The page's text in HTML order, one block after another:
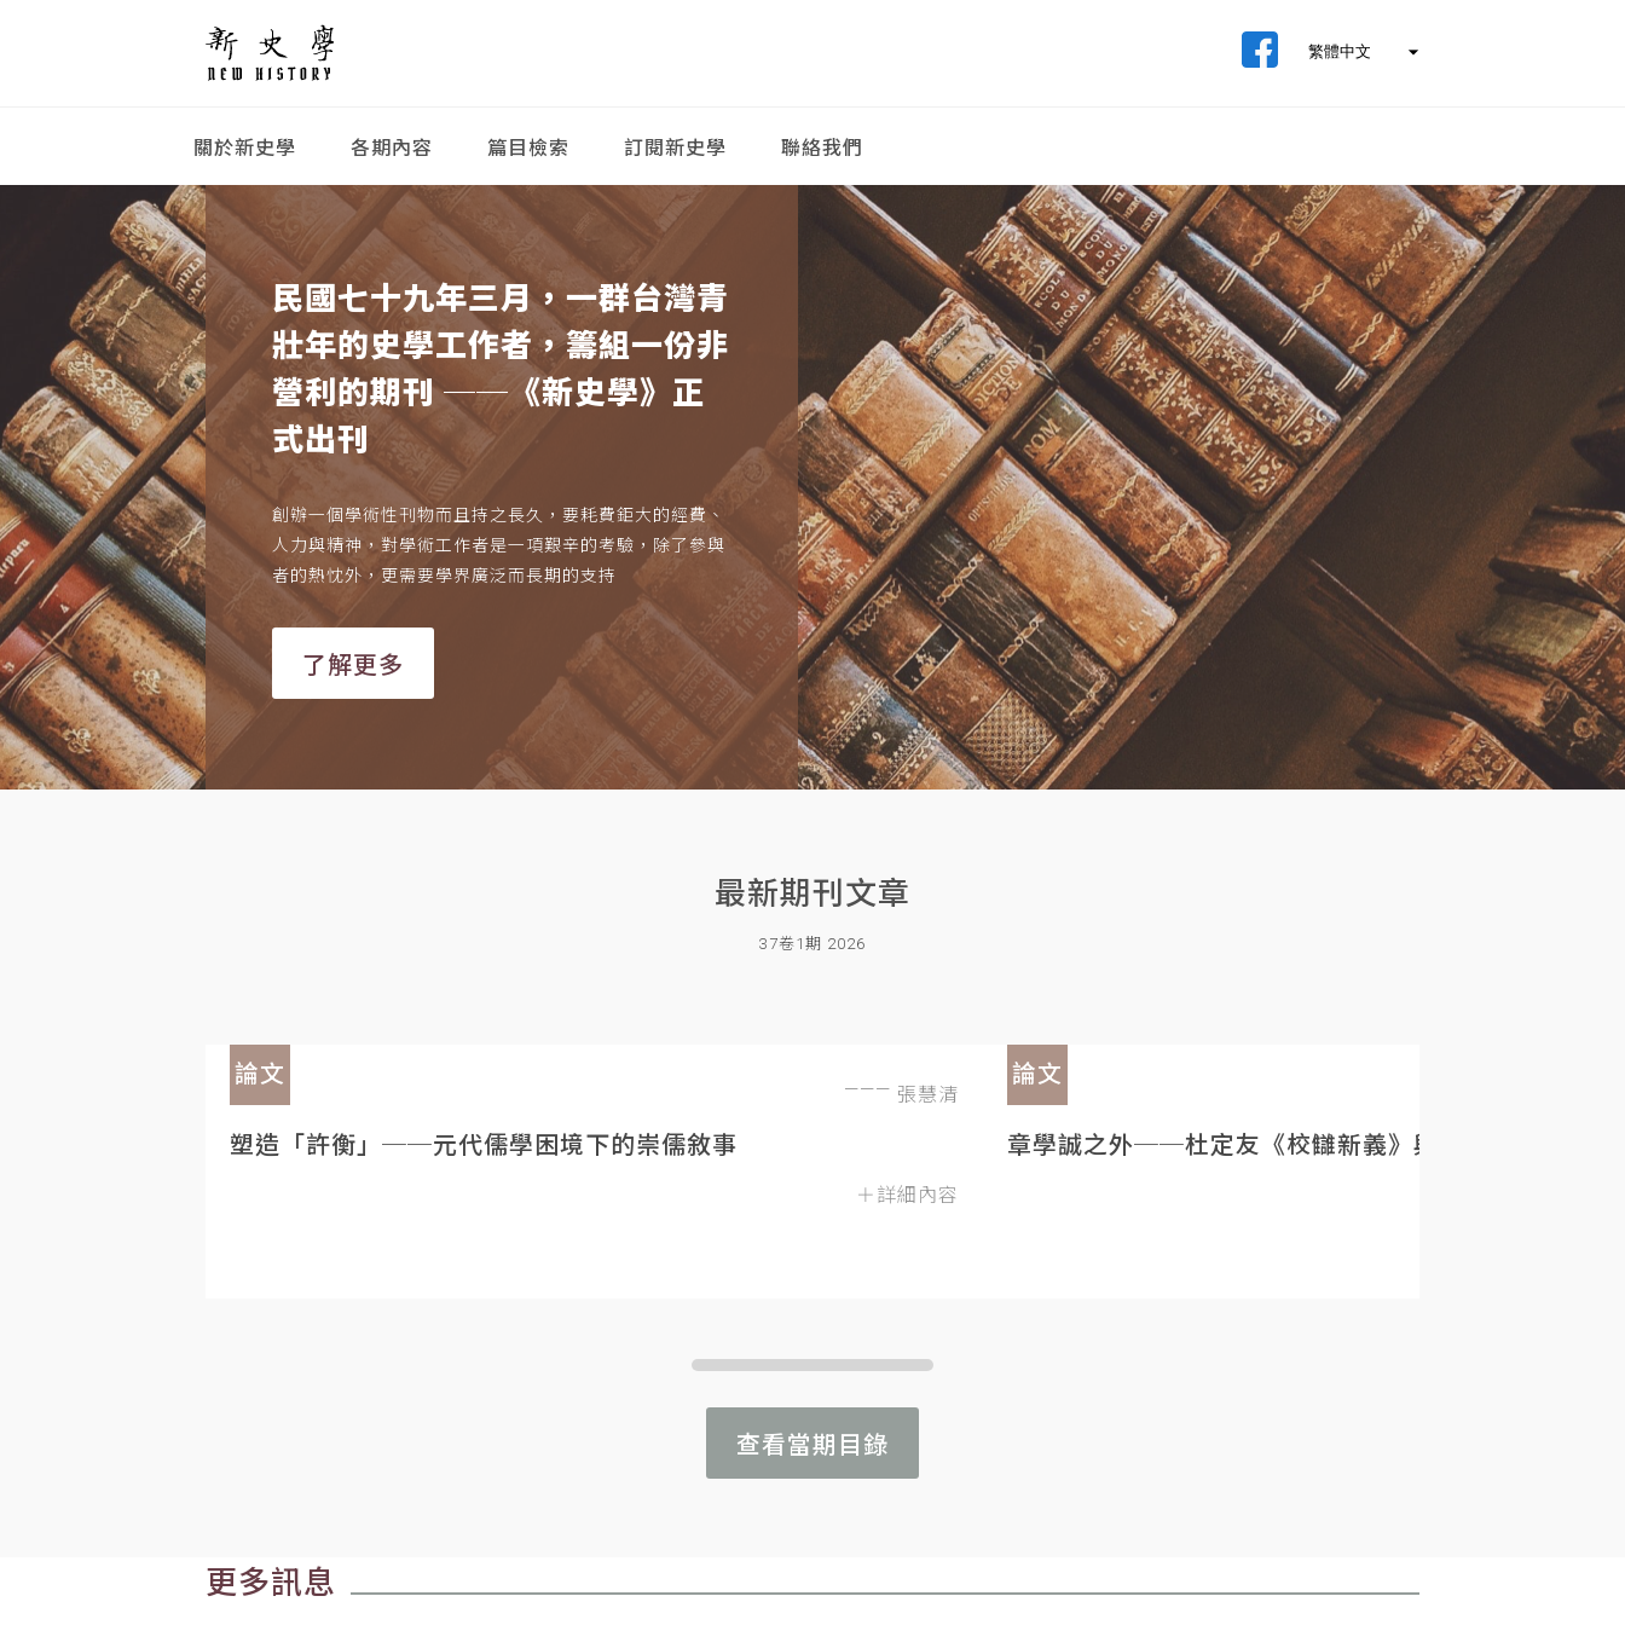
關於新史學 各期內容 篇目檢索 訂閱新史學 聯絡我們
民國七十九年三月，一群台灣青
壯年的史學工作者，籌組一份非
營利的期刊 ──《新史學》正
式出刊
創辦一個學術性刊物而且持之長久，要耗費鉅大的經費、
人力與精神，對學術工作者是一項艱辛的考驗，除了參與
者的熱忱外，更需要學界廣泛而長期的支持
了解更多
最新期刊文章
37卷1期 2026
論文
張慧清
塑造「許衡」──元代儒學困境下的崇儒敘事
＋詳細內容
論文
章學誠之外──杜定友《校讎新義》與民初目錄學的重
查看當期目錄
更多訊息